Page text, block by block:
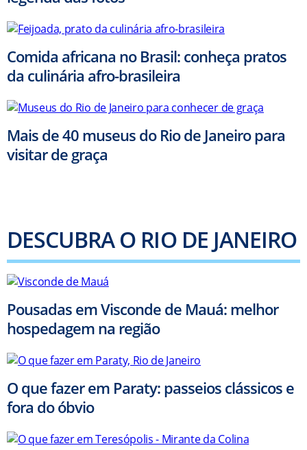
Comida africana no Brasil: conheça pratos
da culinária afro-brasileira
Mais de 40 museus do Rio de Janeiro para
visitar de graça
DESCUBRA O RIO DE JANEIRO
Pousadas em Visconde de Mauá: melhor
hospedagem na região
O que fazer em Paraty: passeios clássicos e
fora do óbvio